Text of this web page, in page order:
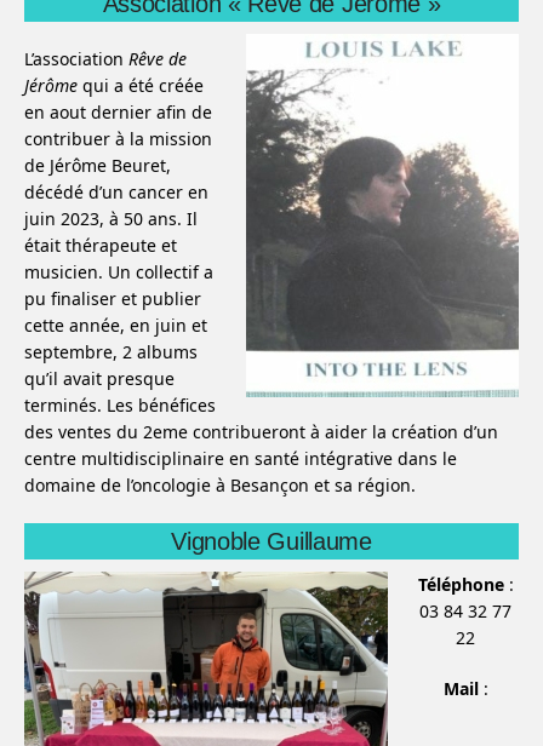
L’association Rêve de
Jérôme qui a été créée
en aout dernier afin de
contribuer à la mission
de Jérôme Beuret,
décédé d’un cancer en
juin 2023, à 50 ans. Il
était thérapeute et
musicien. Un collectif a
pu finaliser et publier
cette année, en juin et
septembre, 2 albums
qu’il avait presque
terminés. Les bénéfices
des ventes du 2eme contribueront à aider la création d’un
centre multidisciplinaire en santé intégrative dans le
domaine de l’oncologie à Besançon et sa région.
Vignoble Guillaume
Téléphone:
03 84 32 77
22
Mail: